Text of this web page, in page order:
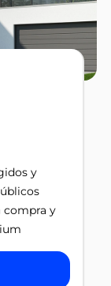
y
compra y